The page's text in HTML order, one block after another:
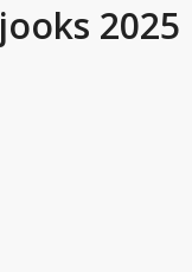
2025